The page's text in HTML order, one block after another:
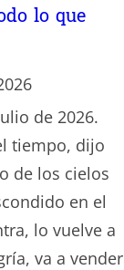
lo que
de 2026.
tiempo, dijo
de los cielos
en el
lo vuelve a
va a vender